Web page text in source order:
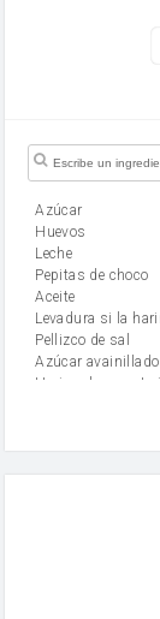
Azúcar
huevos
leche
Pepitas de choco
aceite
Levadura si la
Pellizco de sal
Azúcar avainillado
Harina de
mantequilla